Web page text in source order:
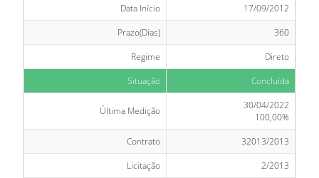
Data Início
17/09/2012
Prazo(Dias)
360
Regime
Direto
Situação
Concluída
Última Medição
30/04/2022
100,00%
Contrato
32013/2013
Licitação
2/2013